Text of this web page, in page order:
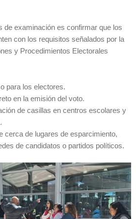
de examinación es confirmar que los
con los requisitos señalados por la
y Procedimientos Electorales
para los electores.
en la emisión del voto.
de casillas en centros escolares y
cerca de lugares de esparcimiento,
de candidatos o partidos políticos.